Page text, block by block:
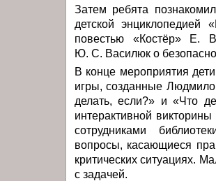
Затем ребята
детской энциклопедией
повестью «Костёр» Е.
Ю. С. Василюк о
В конце мероприятия
игры, созданные
делать, если?» и «Что
интерактивной
сотрудниками
вопросы, касающиеся
критических ситуациях.
с задачей.